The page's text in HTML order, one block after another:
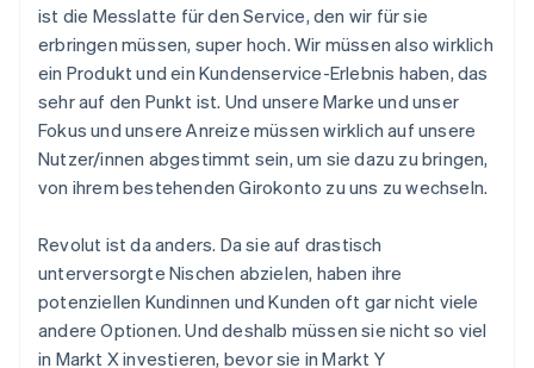
ist die Messlatte für den Service, den wir für sie
erbringen müssen, super hoch. Wir müssen also wirklich
ein Produkt und ein Kundenservice-Erlebnis haben, das
sehr auf den Punkt ist. Und unsere Marke und unser
Fokus und unsere Anreize müssen wirklich auf unsere
Nutzer/innen abgestimmt sein, um sie dazu zu bringen,
von ihrem bestehenden Girokonto zu uns zu wechseln.
Revolut ist da anders. Da sie auf drastisch
unterversorgte Nischen abzielen, haben ihre
potenziellen Kundinnen und Kunden oft gar nicht viele
andere Optionen. Und deshalb müssen sie nicht so viel
in Markt X investieren, bevor sie in Markt Y